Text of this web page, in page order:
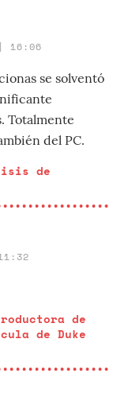
| 16:06
se solventó
Totalmente
del PC.
de
de
de Duke